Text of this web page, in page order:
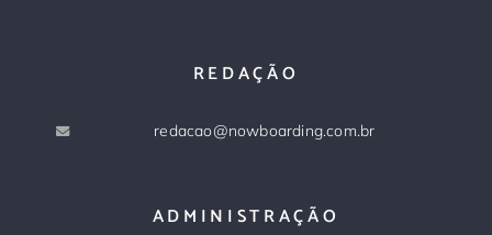
REDAÇÃO
redacao@nowboarding.com.br
ADMINISTRAÇÃO